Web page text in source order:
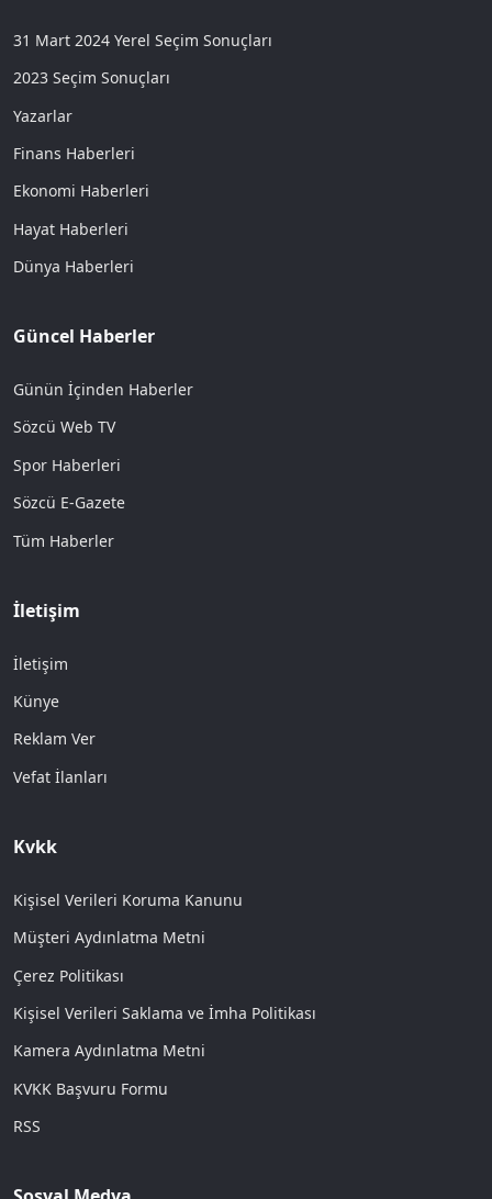
31 Mart 2024 Yerel Seçim Sonuçları
2023 Seçim Sonuçları
Yazarlar
Finans Haberleri
Ekonomi Haberleri
Hayat Haberleri
Dünya Haberleri
Güncel Haberler
Günün İçinden Haberler
Sözcü Web TV
Spor Haberleri
Sözcü E-Gazete
Tüm Haberler
İletişim
İletişim
Künye
Reklam Ver
Vefat İlanları
Kvkk
Kişisel Verileri Koruma Kanunu
Müşteri Aydınlatma Metni
Çerez Politikası
Kişisel Verileri Saklama ve İmha Politikası
Kamera Aydınlatma Metni
KVKK Başvuru Formu
RSS